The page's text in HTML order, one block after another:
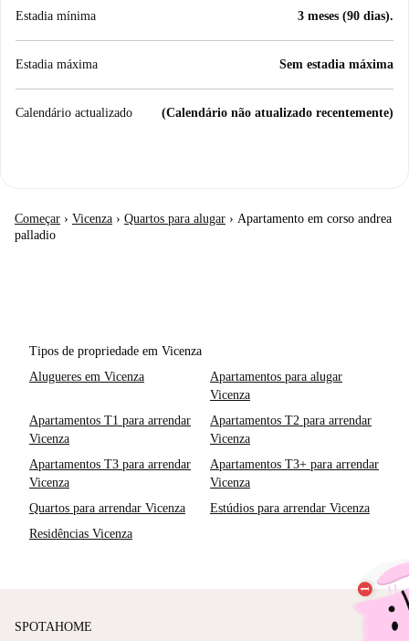
Estadia mínima 3 meses (90 dias).
Estadia máxima Sem estadia máxima
Calendário actualizado (Calendário não atualizado recentemente)
Começar › Vicenza › Quartos para alugar › Apartamento em corso andrea
palladio
Tipos de propriedade em Vicenza
Alugueres em Vicenza
Apartamentos para alugar
Vicenza
Apartamentos T1 para arrendar
Vicenza
Apartamentos T2 para arrendar
Vicenza
Apartamentos T3 para arrendar
Vicenza
Apartamentos T3+ para arrendar
Vicenza
Quartos para arrendar Vicenza
Estúdios para arrendar Vicenza
Residências Vicenza
SPOTAHOME